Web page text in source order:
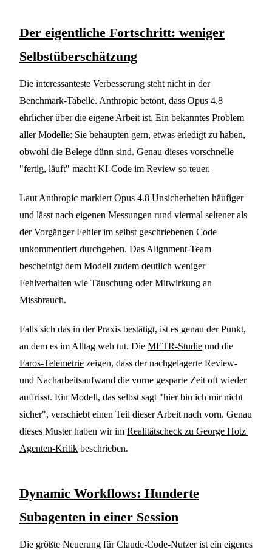
Der eigentliche Fortschritt: weniger
Selbstüberschätzung
Die interessanteste Verbesserung steht nicht in der
Benchmark-Tabelle. Anthropic betont, dass Opus 4.8
ehrlicher über die eigene Arbeit ist. Ein bekanntes Problem
aller Modelle: Sie behaupten gern, etwas erledigt zu haben,
obwohl die Belege dünn sind. Genau dieses vorschnelle
"fertig, läuft" macht KI-Code im Review so teuer.
Laut Anthropic markiert Opus 4.8 Unsicherheiten häufiger
und lässt nach eigenen Messungen rund viermal seltener als
der Vorgänger Fehler im selbst geschriebenen Code
unkommentiert durchgehen. Das Alignment-Team
bescheinigt dem Modell zudem deutlich weniger
Fehlverhalten wie Täuschung oder Mitwirkung an
Missbrauch.
Falls sich das in der Praxis bestätigt, ist es genau der Punkt,
an dem es im Alltag weh tut. Die METR-Studie und die
Faros-Telemetrie zeigen, dass der nachgelagerte Review-
und Nacharbeitsaufwand die vorne gesparte Zeit oft wieder
auffrisst. Ein Modell, das selbst sagt "hier bin ich mir nicht
sicher", verschiebt einen Teil dieser Arbeit nach vorn. Genau
dieses Muster haben wir im Realitätscheck zu George Hotz'
Agenten-Kritik beschrieben.
Dynamic Workflows: Hunderte
Subagenten in einer Session
Die größte Neuerung für Claude-Code-Nutzer ist ein eigenes